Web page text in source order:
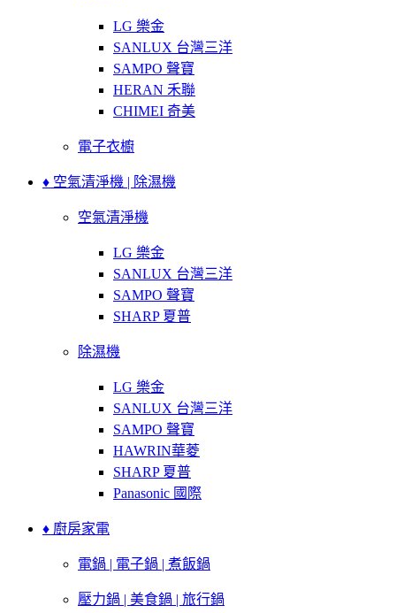
LG 樂金
SANLUX 台灣三洋
SAMPO 聲寶
HERAN 禾聯
CHIMEI 奇美
電子衣櫥
♦ 空氣清淨機 | 除濕機
空氣清淨機
LG 樂金
SANLUX 台灣三洋
SAMPO 聲寶
SHARP 夏普
除濕機
LG 樂金
SANLUX 台灣三洋
SAMPO 聲寶
HAWRIN華菱
SHARP 夏普
Panasonic 國際
♦ 廚房家電
電鍋 | 電子鍋 | 煮飯鍋
壓力鍋 | 美食鍋 | 旅行鍋